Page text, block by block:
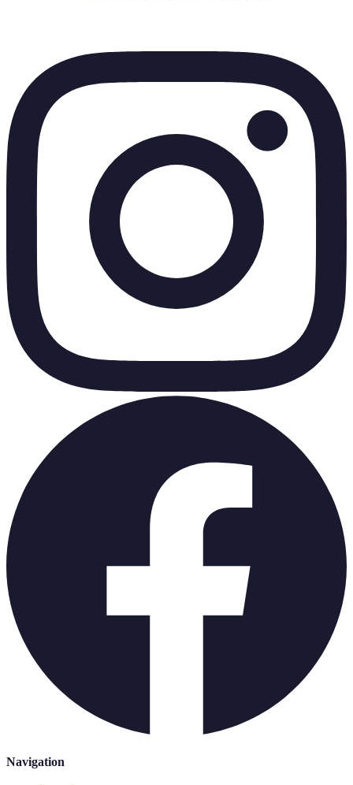
Navigation